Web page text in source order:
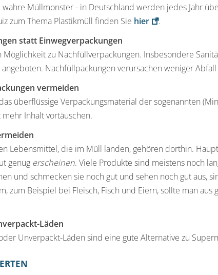
wahre Müllmonster - in Deutschland werden jedes Jahr
zum Thema Plastikmüll finden Sie hier
.
statt Einwegverpackungen
Möglichkeit zu Nachfüllverpackungen. Insbesondere
Nachfüllpackungen verursachen weniger
vermeiden
überflüssige Verpackungsmaterial der sogenannten
Inhalt vortäuschen.
Lebensmittel, die im Müll landen, gehören dorthin.
genug erscheinen. Viele Produkte sind meistens noch
und schmecken sie noch gut und sehen noch gut aus,
zum Beispiel bei Fleisch, Fisch und Eiern, sollte man
Läden
Unverpackt-Läden sind eine gute Alternative zu